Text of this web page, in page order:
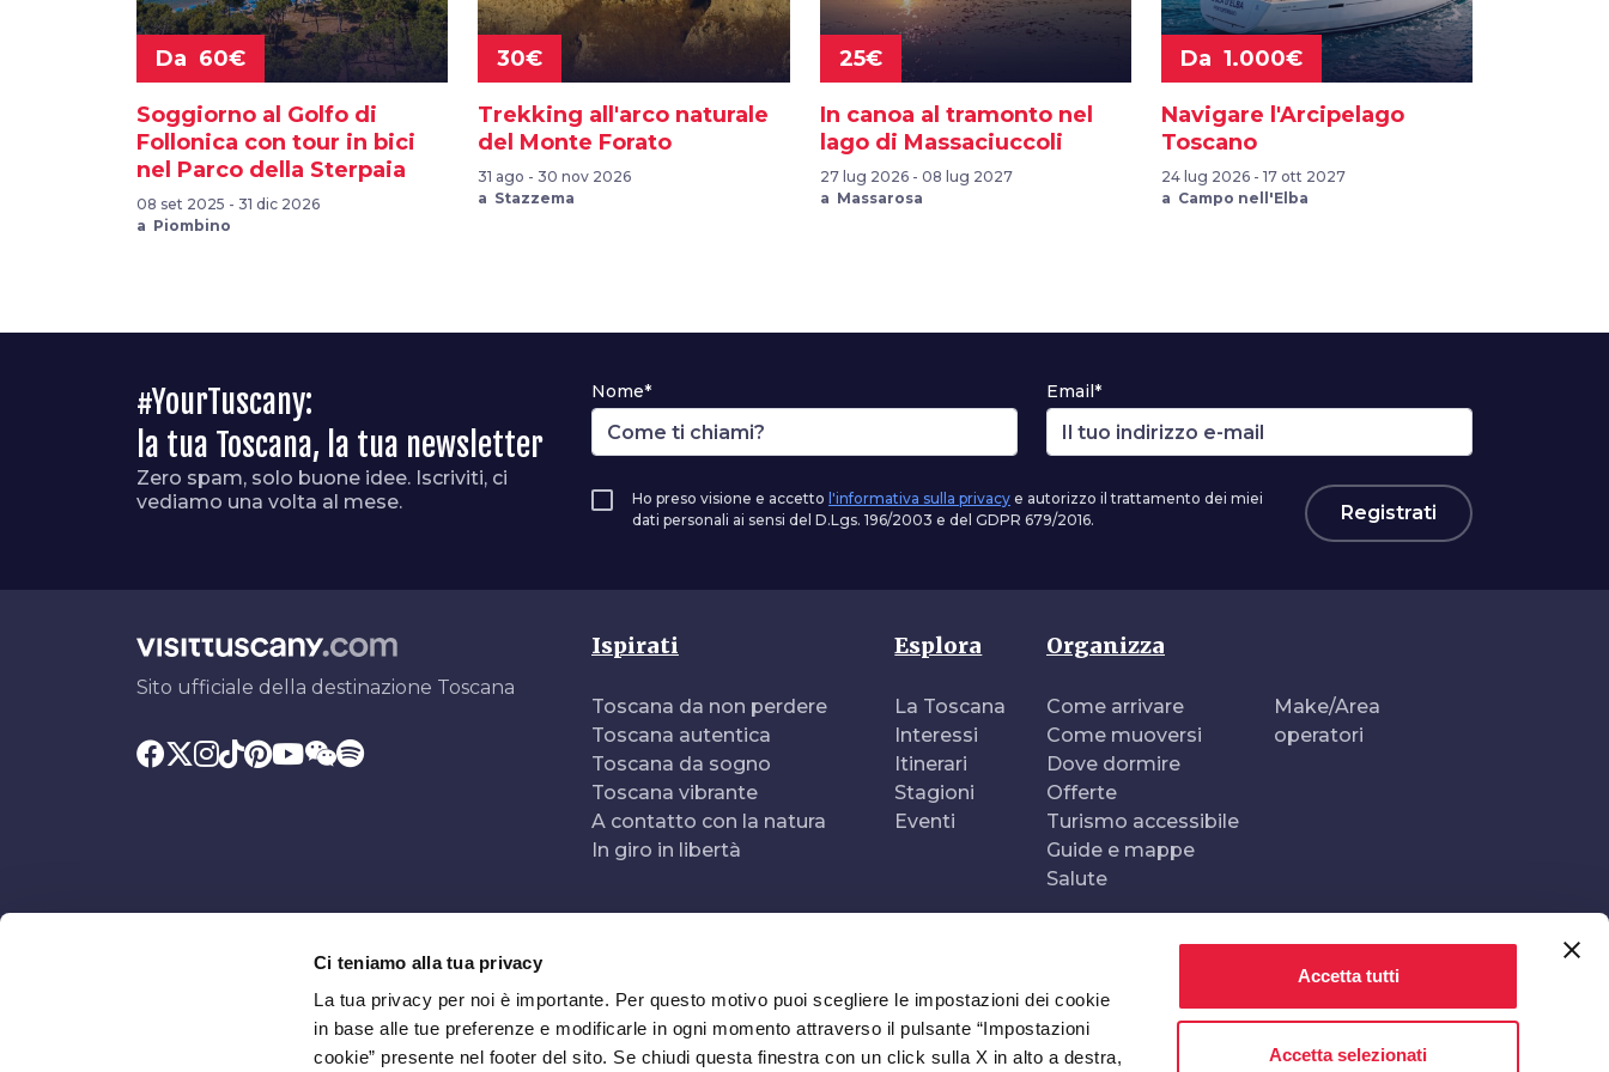
Ci teniamo alla tua privacy
La tua privacy per noi è importante. Per questo motivo puoi scegliere le impostazioni dei cookie
in base alle tue preferenze e modificarle in ogni momento attraverso il pulsante “Impostazioni
cookie” presente nel footer del sito. Se chiudi questa finestra con un click sulla X in alto a destra,
Accetta tutti
Accetta selezionati
Da 60€
Soggiorno al Golfo di
Follonica con tour in bici
nel Parco della Sterpaia
08 set 2025 - 31 dic 2026
a Piombino
30€
Trekking all'arco naturale
del Monte Forato
31 ago - 30 nov 2026
a Stazzema
25€
In canoa al tramonto nel
lago di Massaciuccoli
27 lug 2026 - 08 lug 2027
a Massarosa
Da 1.000€
Navigare l'Arcipelago
Toscano
24 lug 2026 - 17 ott 2027
a Campo nell'Elba
#YourTuscany:
la tua Toscana, la tua newsletter
Zero spam, solo buone idee. Iscriviti, ci
vediamo una volta al mese.
Nome* Email*
Ho preso visione e accetto l'informativa sulla privacy e autorizzo il trattamento dei miei
dati personali ai sensi del D.Lgs. 196/2003 e del GDPR 679/2016.
Registrati
Sito ufficiale della destinazione Toscana
Ispirati
Toscana da non perdere
Toscana autentica
Toscana da sogno
Toscana vibrante
A contatto con la natura
In giro in libertà
Esplora
La Toscana
Interessi
Itinerari
Stagioni
Eventi
Organizza
Come arrivare
Come muoversi
Dove dormire
Offerte
Turismo accessibile
Guide e mappe
Salute
Make/Area
operatori
In collaborazione con